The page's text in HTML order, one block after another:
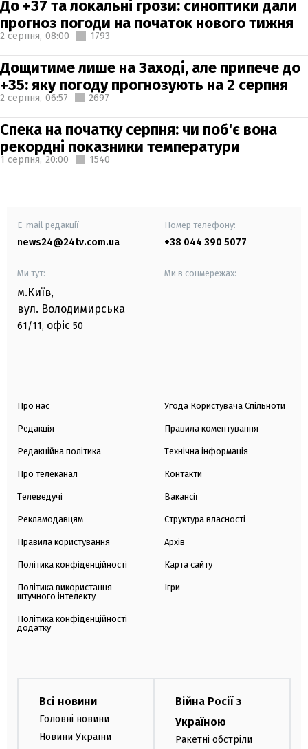
До +37 та локальні грози: синоптики дали
прогноз погоди на початок нового тижня
2 серпня, 08:00 1793
Дощитиме лише на Заході, але припече до
+35: яку погоду прогнозують на 2 серпня
2 серпня, 06:57 2697
Спека на початку серпня: чи поб'є вона
рекордні показники температури
1 серпня, 20:00 1540
E-mail редакції
news24@24tv.com.ua
Номер телефону:
+38 044 390 5077
Ми тут:
м.Київ,
вул. Володимирська
61/11, офіс 50
Ми в соцмережах:
Про нас
Редакція
Редакційна політика
Про телеканал
Телеведучі
Рекламодавцям
Правила користування
Політика конфіденційності
Політика використання
штучного інтелекту
Політика конфіденційності
додатку
Угода Користувача Спільноти
Правила коментування
Технічна інформація
Контакти
Вакансії
Структура власності
Архів
Карта сайту
Ігри
Всі новини
Головні новини
Новини України
Війна Росії з
Україною
Ракетні обстріли